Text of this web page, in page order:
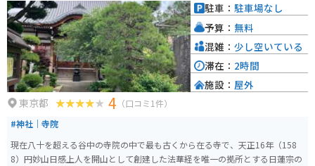
東京都 4 （口コミ1件）
#神社｜寺院
現在八十を超える谷中の寺院の中で最も古くから在る寺で、天正16年（158
8）円妙山日感上人を開山として創建した法華経を唯一の拠所とする日蓮宗の
駐車： 駐車場なし
予算： 無料
混雑： 少し空いている
滞在： 2時間
施設： 屋外